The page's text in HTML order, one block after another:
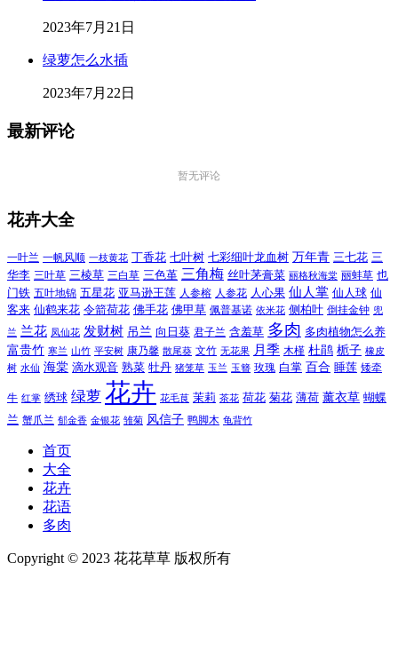
2023年7月21日
绿萝怎么水插
2023年7月22日
最新评论
暂无评论
花卉大全
一叶兰 一帆风顺 一枝黄花 丁香花 七叶树 七彩细叶龙血树 万年青 三七花 三
华李 三叶草 三棱草 三白草 三色堇 三角梅 丝叶茅膏菜 丽格秋海棠 丽蚌草 也
门铁 五叶地锦 五星花 亚马逊王莲 人参榕 人参花 人心果 仙人掌 仙人球 仙
客来 仙鹤来花 令箭荷花 佛手花 佛甲草 佩普基诺 依米花 侧柏叶 倒挂金钟 兜
兰 兰花 凤仙花 发财树 吊兰 向日葵 君子兰 含羞草 多肉 多肉植物怎么养
富贵竹 寒兰 山竹 平安树 康乃馨 散尾葵 文竹 无花果 月季 木槿 杜鹃 栀子 橡皮
树 水仙 海棠 滴水观音 熟菜 牡丹 猪笼草 玉兰 玉簪 玫瑰 白掌 百合 睡莲 矮牵
牛 红掌 绣球 绿萝 花卉 花毛茛 茉莉 茶花 荷花 菊花 薄荷 薰衣草 蝴蝶
兰 蟹爪兰 郁金香 金银花 雏菊 风信子 鸭脚木 龟背竹
首页
大全
花卉
花语
多肉
Copyright © 2023 花花草草 版权所有